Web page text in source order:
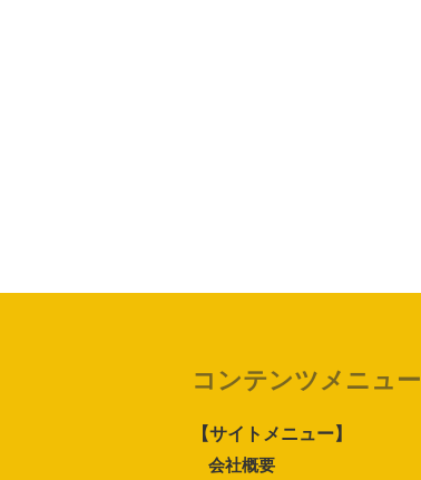
コンテンツメニュー
【サイトメニュー】
会社概要